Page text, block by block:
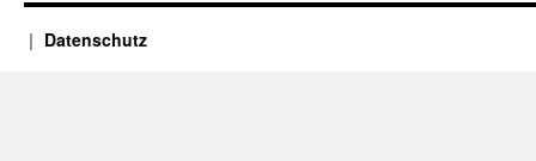
Datenschutz